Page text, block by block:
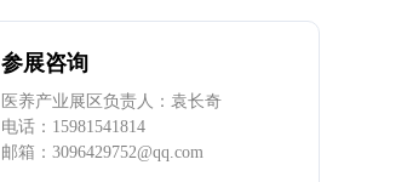
参展咨询
医养产业展区负责人：袁长奇
电话： 15981541814
邮箱： 3096429752@qq.com